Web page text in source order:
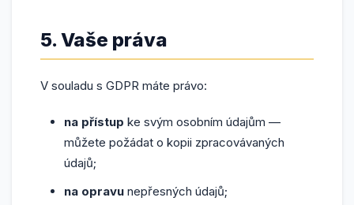
5. Vaše práva
V souladu s GDPR máte právo:
na přístup ke svým osobním údajům —
můžete požádat o kopii zpracovávaných
údajů;
na opravu nepřesných údajů;